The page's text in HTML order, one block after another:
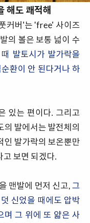
해도 쾌적해
커버'는 'free' 사이즈
의 볼은 보통 넓이 수
발토시가 발가락을
환이 안 된다거나 하
있는 편이다. 그리고
발에서는 발전체의
인 발가락의 보온뿐만
고 보면 되겠다.
맨발에 먼저 신고, 그
신었을 때에도 압박
며 그 위에 또 얇은 사